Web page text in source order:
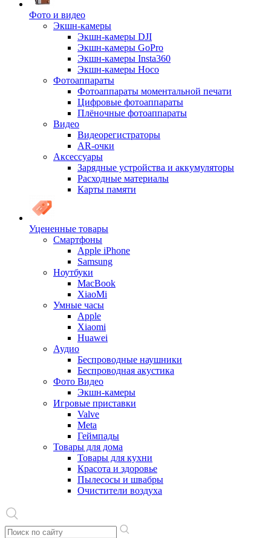
Фото и видео
Экшн-камеры
Экшн-камеры DJI
Экшн-камеры GoPro
Экшн-камеры Insta360
Экшн-камеры Hoco
Фотоаппараты
Фотоаппараты моментальной печати
Цифровые фотоаппараты
Плёночные фотоаппараты
Видео
Видеорегистраторы
AR-очки
Аксессуары
Зарядные устройства и аккумуляторы
Расходные материалы
Карты памяти
Уцененные товары
Cмартфоны
Apple iPhone
Samsung
Ноутбуки
MacBook
XiaoMi
Умные часы
Apple
Xiaomi
Huawei
Аудио
Беспроводные наушники
Беспроводная акустика
Фото Видео
Экшн-камеры
Игровые приставки
Valve
Meta
Геймпады
Товары для дома
Товары для кухни
Красота и здоровье
Пылесосы и швабры
Очистители воздуха